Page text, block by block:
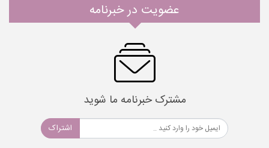
عضویت در خبرنامه
مشترک خبرنامه ما شوید
اشتراک